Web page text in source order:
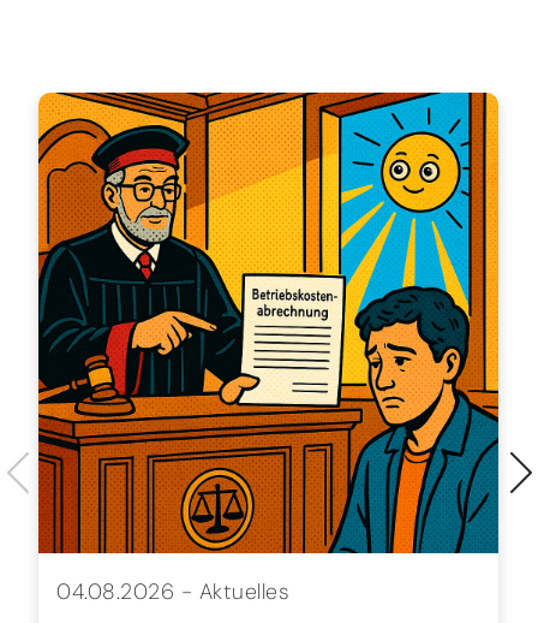
04.08.2026 - Aktuelles